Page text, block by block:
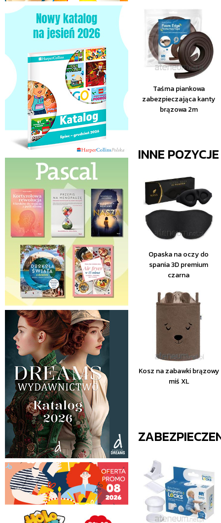
Taśma piankowa
zabezpieczająca kanty
brązowa 2m
INNE
Opaska na oczy do
spania 3D premium
czarna
Kosz na zabawki brązowy
miś XL